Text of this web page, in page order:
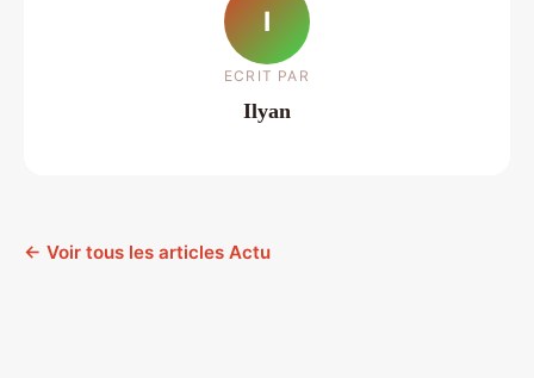
I
ECRIT PAR
Ilyan
← Voir tous les articles Actu